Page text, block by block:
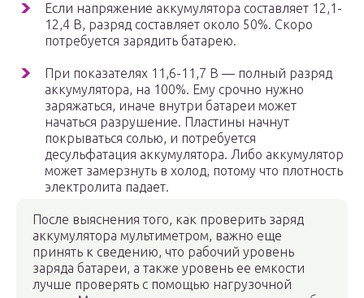
Если напряжение аккумулятора составляет 12,1-
12,4 В, разряд составляет около 50%. Скоро
потребуется зарядить батарею.
При показателях 11,6-11,7 В — полный разряд
аккумулятора, на 100%. Ему срочно нужно
заряжаться, иначе внутри батареи может
начаться разрушение. Пластины начнут
покрываться солью, и потребуется
десульфатация аккумулятора. Либо аккумулятор
может замерзнуть в холод, потому что плотность
электролита падает.
После выяснения того, как проверить заряд
аккумулятора мультиметром, важно еще
принять к сведению, что рабочий уровень
заряда батареи, а также уровень ее емкости
лучше проверять с помощью нагрузочной